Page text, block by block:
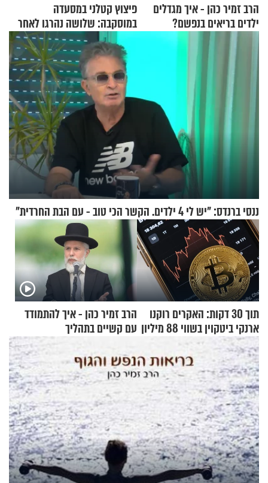
הרב זמיר כהן - איך מגדלים
ילדים בריאים בנפשם?
פיצוץ קטלני במסעדה
במוסקבה: שלושה נהרגו לאחר
שמטען שנשאה אישה התפוצץ
ננסי ברנדס: "יש לי 4 ילדים. הקשר הכי טוב - עם הבת החרדית"
תוך 30 דקות: האקרים רוקנו
ארנקי ביטקוין בשווי 88 מיליון
דולר
הרב זמיר כהן - איך להתמודד
עם קשיים בתהליך